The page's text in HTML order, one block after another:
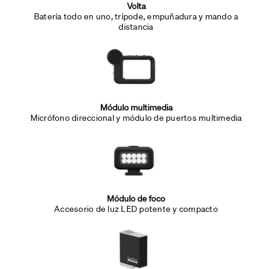
Volta
Batería todo en uno, trípode, empuñadura y mando a
distancia
Módulo multimedia
Micrófono direccional y módulo de puertos multimedia
Módulo de foco
Accesorio de luz LED potente y compacto